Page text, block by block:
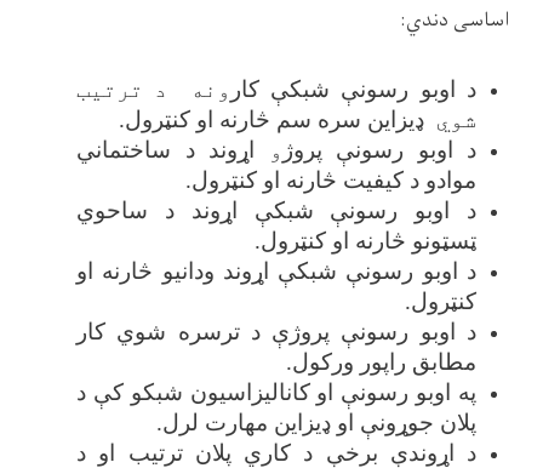
اساسی دندي:
د اوبو رسونې شبکې کار ونه د ترتیب
شوي ډیزاین سره سم څارنه او کنټرول.
د اوبو رسونې پروژ و
اړوند د ساختماني
موادو د کیفیت څارنه او کنټرول.
د اوبو رسونې شبکې اړوند د ساحوي
ټسټونو څارنه او کنټرول.
د اوبو رسونې شبکې اړوند ودانیو څارنه او
کنټرول.
د اوبو رسونې پروژې د ترسره شوي کار
مطابق راپور ورکول.
په اوبو رسونې او کانالیزاسیون شبکو کې د
پلان جوړونې او ډیزاین مهارت لرل.
د اړوندې برخې د کاري پلان ترتیب او د